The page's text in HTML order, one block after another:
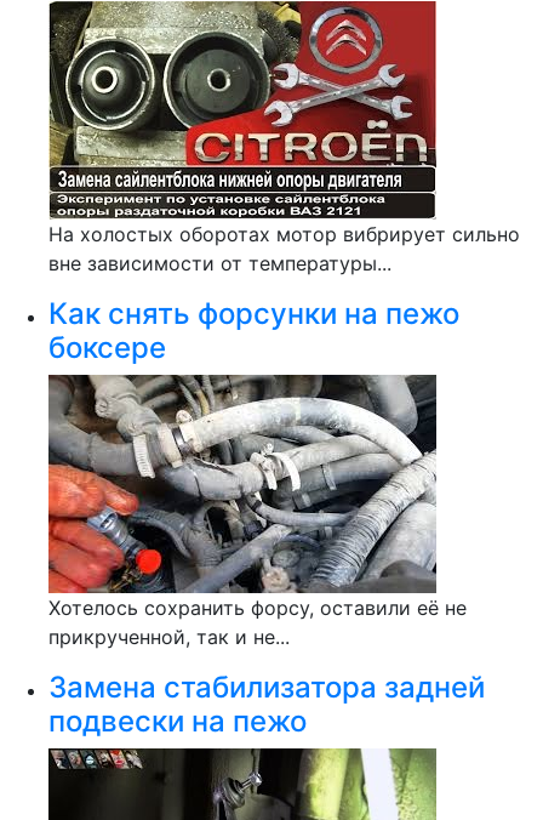
На холостых оборотах мотор вибрирует сильно
вне зависимости от температуры...
Как снять форсунки на пежо
боксере
Хотелось сохранить форсу, оставили её не
прикрученной, так и не...
Замена стабилизатора задней
подвески на пежо